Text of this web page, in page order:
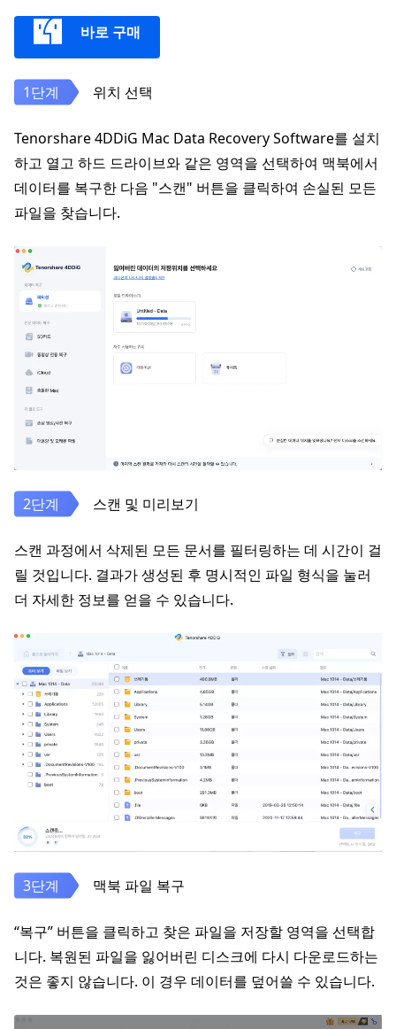
바로 구매
위치 선택
Tenorshare 4DDiG Mac Data Recovery Software를 설치
하고 열고 하드 드라이브와 같은 영역을 선택하여 맥북에서
데이터를 복구한 다음 "스캔" 버튼을 클릭하여 손실된 모든
파일을 찾습니다.
스캔 및 미리보기
스캔 과정에서 삭제된 모든 문서를 필터링하는 데 시간이 걸
릴 것입니다. 결과가 생성된 후 명시적인 파일 형식을 눌러
더 자세한 정보를 얻을 수 있습니다.
맥북 파일 복구
“복구” 버튼을 클릭하고 찾은 파일을 저장할 영역을 선택합
니다. 복원된 파일을 잃어버린 디스크에 다시 다운로드하는
것은 좋지 않습니다. 이 경우 데이터를 덮어쓸 수 있습니다.